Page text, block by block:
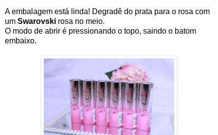
A embalagem está linda! Degradê do prata para o rosa com
um Swarovski rosa no meio.
O modo de abrir é pressionando o topo, saindo o batom
embaixo.